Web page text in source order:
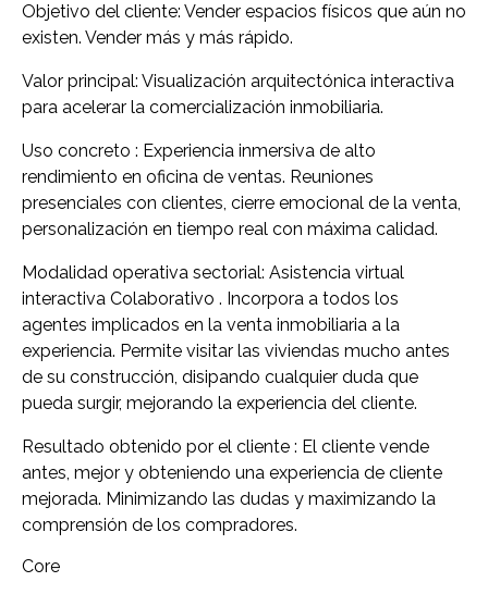
Objetivo del cliente: Vender espacios físicos que aún no
existen. Vender más y más rápido.
Valor principal: Visualización arquitectónica interactiva
para acelerar la comercialización inmobiliaria.
Uso concreto : Experiencia inmersiva de alto
rendimiento en oficina de ventas. Reuniones
presenciales con clientes, cierre emocional de la venta,
personalización en tiempo real con máxima calidad.
Modalidad operativa sectorial: Asistencia virtual
interactiva Colaborativo . Incorpora a todos los
agentes implicados en la venta inmobiliaria a la
experiencia. Permite visitar las viviendas mucho antes
de su construcción, disipando cualquier duda que
pueda surgir, mejorando la experiencia del cliente.
Resultado obtenido por el cliente : El cliente vende
antes, mejor y obteniendo una experiencia de cliente
mejorada. Minimizando las dudas y maximizando la
comprensión de los compradores.
Core